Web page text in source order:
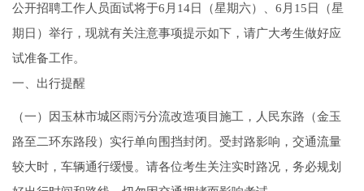
公开招聘工作人员面试将于6月14日（星期六）、6月15日（星
期日）举行，现就有关注意事项提示如下，请广大考生做好应
试准备工作。
一、出行提醒
（一）因玉林市城区雨污分流改造项目施工，人民东路（金玉
路至二环东路段）实行单向围挡封闭。受封路影响，交通流量
较大时，车辆通行缓慢。请各位考生关注实时路况，务必规划